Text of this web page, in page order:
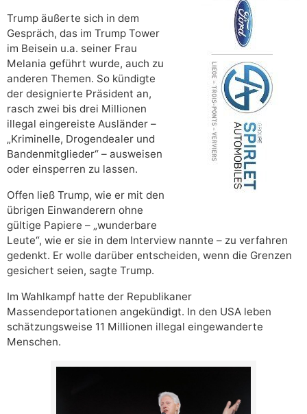
Trump äußerte sich in dem
Gespräch, das im Trump Tower
im Beisein u.a. seiner Frau
Melania geführt wurde, auch zu
anderen Themen. So kündigte
der designierte Präsident an,
rasch zwei bis drei Millionen
illegal eingereiste Ausländer –
„Kriminelle, Drogendealer und
Bandenmitglieder“ – ausweisen
oder einsperren zu lassen.
Offen ließ Trump, wie er mit den
übrigen Einwanderern ohne
gültige Papiere – „wunderbare
Leute“, wie er sie in dem Interview nannte – zu verfahren
gedenkt. Er wolle darüber entscheiden, wenn die Grenzen
gesichert seien, sagte Trump.
Im Wahlkampf hatte der Republikaner
Massendeportationen angekündigt. In den USA leben
schätzungsweise 11 Millionen illegal eingewanderte
Menschen.